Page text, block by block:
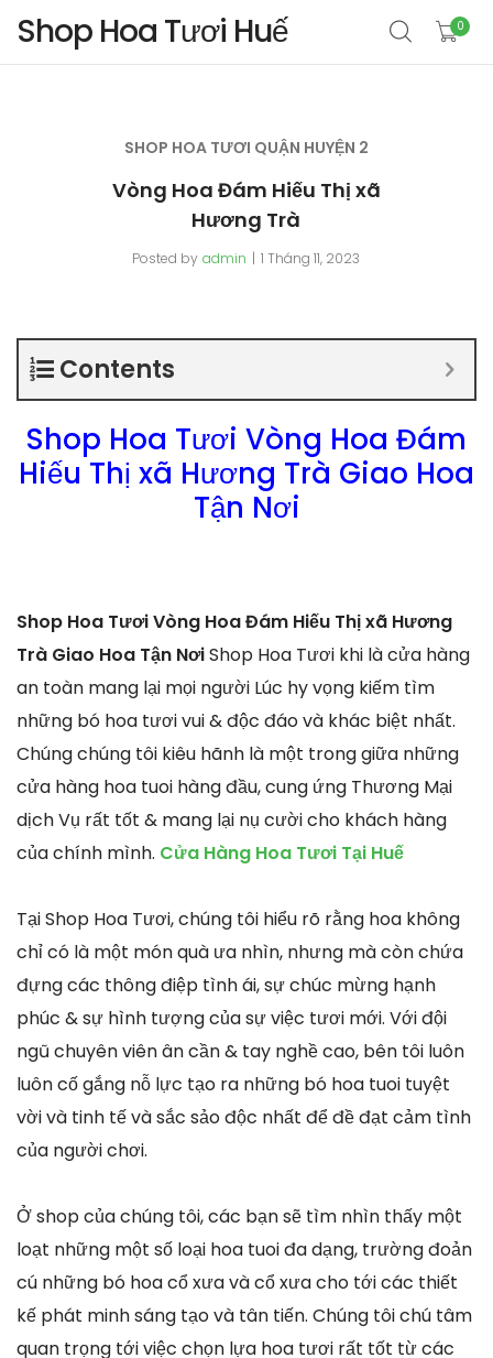
Shop Hoa Tươi Huế 0
SHOP HOA TƯƠI QUẬN HUYỆN 2
Vòng Hoa Đám Hiếu Thị xã
Hương Trà
Posted by admin 1 Tháng 11, 2023
Contents
Shop Hoa Tươi Vòng Hoa Đám
Hiếu Thị xã Hương Trà Giao Hoa
Tận Nơi
Shop Hoa Tươi Vòng Hoa Đám Hiếu Thị xã Hương
Trà Giao Hoa Tận NơiShop Hoa Tươi khi là cửa hàng
an toàn mang lại mọi người Lúc hy vọng kiếm tìm
những bó hoa tươi vui & độc đáo và khác biệt nhất.
Chúng chúng tôi kiêu hãnh là một trong giữa những
cửa hàng hoa tuoi hàng đầu, cung ứng Thương Mại
dịch Vụ rất tốt & mang lại nụ cười cho khách hàng
của chính mình. Cửa Hàng Hoa Tươi Tại Huế
Tại Shop Hoa Tươi, chúng tôi hiểu rõ rằng hoa không
chỉ có là một món quà ưa nhìn, nhưng mà còn chứa
đựng các thông điệp tình ái, sự chúc mừng hạnh
phúc & sự hình tượng của sự việc tươi mới. Với đội
ngũ chuyên viên ân cần & tay nghề cao, bên tôi luôn
luôn cố gắng nỗ lực tạo ra những bó hoa tuoi tuyệt
vời và tinh tế và sắc sảo độc nhất để đề đạt cảm tình
của người chơi.
Ở shop của chúng tôi, các bạn sẽ tìm nhìn thấy một
loạt những một số loại hoa tuoi đa dạng, trường đoản
cú những bó hoa cổ xưa và cổ xưa cho tới các thiết
kế phát minh sáng tạo và tân tiến. Chúng tôi chú tâm
quan trọng tới việc chọn lựa hoa tươi rất tốt từ các